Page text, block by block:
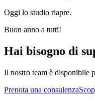
Oggi lo studio riapre.
Buon anno a tutti!
Hai bisogno di
Il nostro team è disponibile
Prenota una consulenza